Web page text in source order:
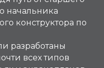
начальника
конструктора по
разработаны
всех типов